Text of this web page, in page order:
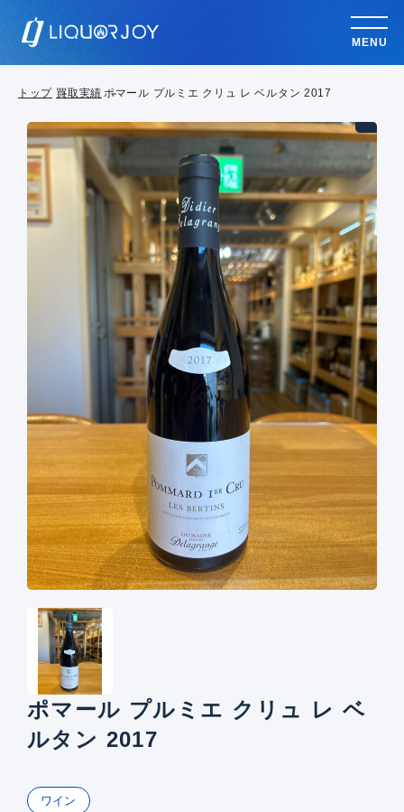
MENU
トップ 買取実績 ポマール プルミエ クリュ レ ベルタン 2017
ポマール プルミエ クリュ レ ベ
ルタン 2017
ワイン